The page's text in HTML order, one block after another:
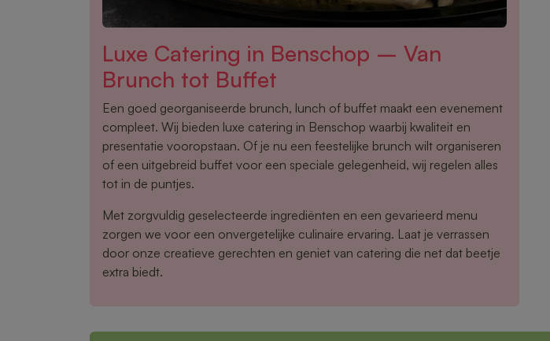
Luxe Catering in Benschop – Van
Brunch tot Buffet
Een goed georganiseerde brunch, lunch of buffet maakt een evenement
compleet. Wij bieden luxe catering in Benschop waarbij kwaliteit en
presentatie vooropstaan. Of je nu een feestelijke brunch wilt organiseren
of een uitgebreid buffet voor een speciale gelegenheid, wij regelen alles
tot in de puntjes.
Met zorgvuldig geselecteerde ingrediënten en een gevarieerd menu
zorgen we voor een onvergetelijke culinaire ervaring. Laat je verrassen
door onze creatieve gerechten en geniet van catering die net dat beetje
extra biedt.